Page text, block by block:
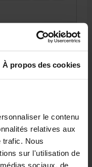
À propos des cookies
le contenu
relatives aux
trafic. Nous
sur l'utilisation de
sociaux, de
DÉTAILS
FIXE T. 28 L=400,